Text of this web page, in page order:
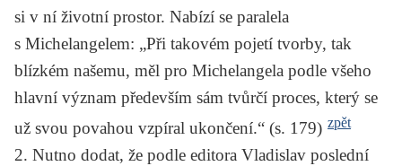
si v ní životní prostor. Nabízí se paralela
s Michelangelem: „Při takovém pojetí tvorby, tak
blízkém našemu, měl pro Michelangela podle všeho
hlavní význam především sám tvůrčí proces, který se
už svou povahou vzpíral ukončení.“ (s. 179) zpět
2. Nutno dodat, že podle editora Vladislav poslední